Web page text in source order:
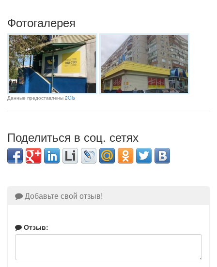
Фотогалерея
Данные предоставлены 2Gis
Поделиться в соц. сетях
Добавьте свой отзыв!
Отзыв: